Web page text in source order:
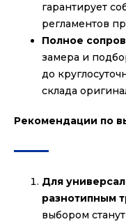
гарантирует
регламентов
Полное
замера и
до
склада
Рекомендации по
Для
разнотипным
выбором станут